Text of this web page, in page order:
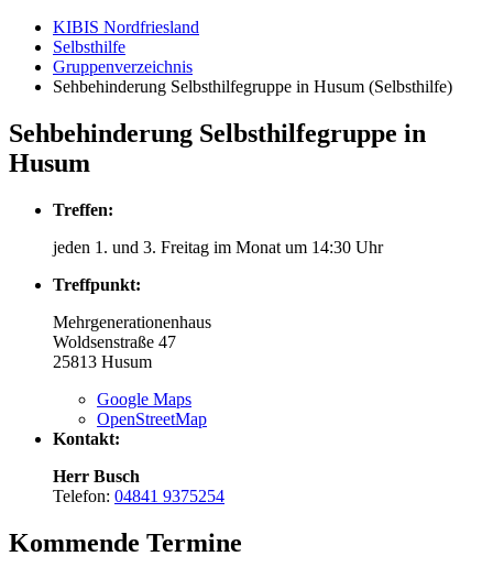
KIBIS Nordfriesland
Selbsthilfe
Gruppenverzeichnis
Sehbehinderung Selbsthilfegruppe in Husum (Selbsthilfe)
Sehbehinderung Selbsthilfegruppe in
Husum
Treffen:
jeden 1. und 3. Freitag im Monat um 14:30 Uhr
Treffpunkt:
Mehrgenerationenhaus
Woldsenstraße 47
25813 Husum
Google Maps
OpenStreetMap
Kontakt:
Herr Busch
Telefon: 04841 9375254
Kommende Termine